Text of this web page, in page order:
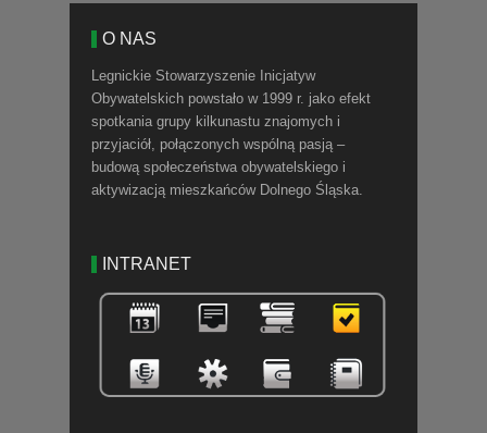
O NAS
Legnickie Stowarzyszenie Inicjatyw
Obywatelskich powstało w 1999 r. jako efekt
spotkania grupy kilkunastu znajomych i
przyjaciół, połączonych wspólną pasją –
budową społeczeństwa obywatelskiego i
aktywizacją mieszkańców Dolnego Śląska.
INTRANET